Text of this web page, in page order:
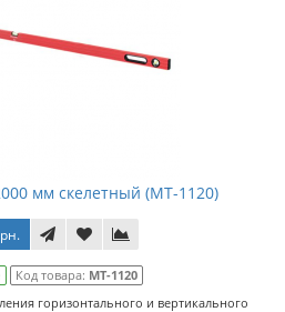
мм скелетный (MT-1120)
Код товара: MT-1120
горизонтального и вертикального